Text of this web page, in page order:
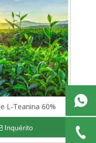
L-Teanina 60%
Inquérito